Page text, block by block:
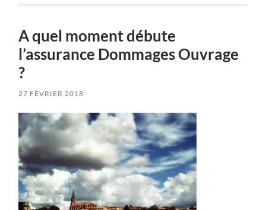
A quel moment débute
l’assurance Dommages Ouvrage
?
27 FÉVRIER 2018